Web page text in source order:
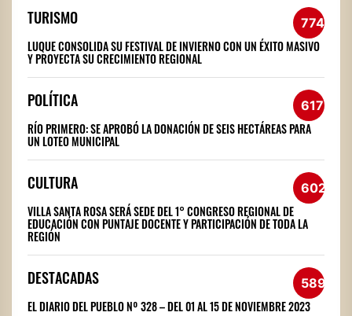
TURISMO 774
LUQUE CONSOLIDA SU FESTIVAL DE INVIERNO CON UN ÉXITO MASIVO
Y PROYECTA SU CRECIMIENTO REGIONAL
POLÍTICA 617
RÍO PRIMERO: SE APROBÓ LA DONACIÓN DE SEIS HECTÁREAS PARA
UN LOTEO MUNICIPAL
CULTURA 602
VILLA SANTA ROSA SERÁ SEDE DEL 1° CONGRESO REGIONAL DE
EDUCACIÓN CON PUNTAJE DOCENTE Y PARTICIPACIÓN DE TODA LA
REGIÓN
DESTACADAS 589
EL DIARIO DEL PUEBLO Nº 328 – DEL 01 AL 15 DE NOVIEMBRE 2023